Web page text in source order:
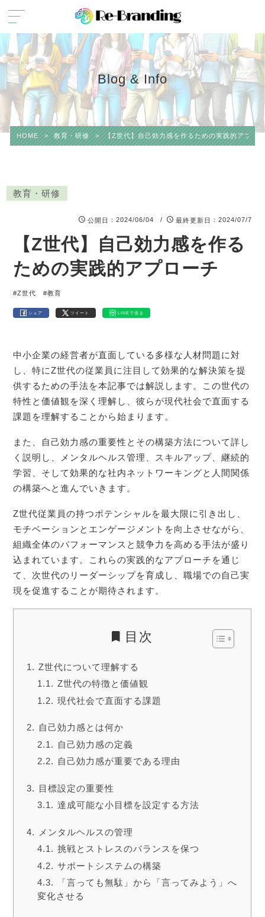
Blog & Info
HOME > 教育・研修 > 【Z世代】自己効力感を作るための実践的アプロ
教育・研修
公開日 ：2024/06/04 / 最終更新日 ：2024/07/7
【Z世代】自己効力感を作る
ための実践的アプローチ
#Z世代 #教育
シェア ツイート LINEで送る
中小企業の経営者が直面している多様な人材問題に対
し、特にZ世代の従業員に注目して効果的な解決策を提
供するための手法を本記事では解説します。この世代の
特性と価値観を深く理解し、彼らが現代社会で直面する
課題を理解することから始まります。
また、自己効力感の重要性とその構築方法について詳し
く説明し、メンタルヘルス管理、スキルアップ、継続的
学習、そして効果的な社内ネットワーキングと人間関係
の構築へと進んでいきます。
Z世代従業員の持つポテンシャルを最大限に引き出し、
モチベーションとエンゲージメントを向上させながら、
組織全体のパフォーマンスと競争力を高める手法が盛り
込まれています。これらの実践的なアプローチを通じ
て、次世代のリーダーシップを育成し、職場での自己実
現を促進することが期待されます。
目次
Z世代について理解する
Z世代の特徴と価値観
現代社会で直面する課題
自己効力感とは何か
自己効力感の定義
自己効力感が重要である理由
目標設定の重要性
達成可能な小目標を設定する方法
メンタルヘルスの管理
挑戦とストレスのバランスを保つ
サポートシステムの構築
「言っても無駄」から「言ってみよう」へ
変化させる